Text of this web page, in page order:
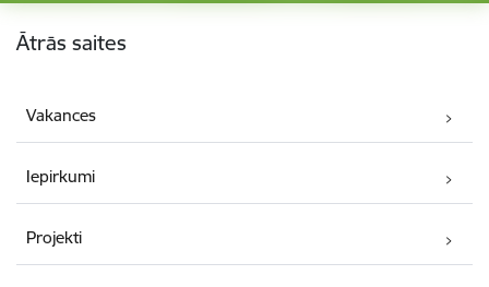
Kājene
Ātrās saites
Vakances
Iepirkumi
Projekti